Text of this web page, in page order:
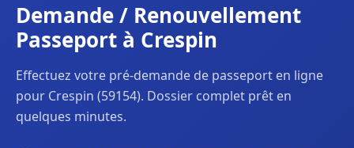
Demande / Renouvellement
Passeport à Crespin
Effectuez votre pré-demande de passeport en ligne
pour Crespin (59154). Dossier complet prêt en
quelques minutes.